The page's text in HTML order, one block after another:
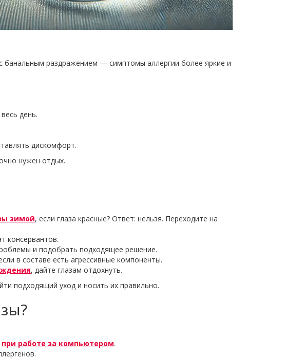
банальным раздражением — симптомы аллергии более яркие и
день.
дискомфорт.
нужен отдых.
зимой, если глаза красные? Ответ: нельзя. Переходите на
консервантов.
и подобрать подходящее решение.
в составе есть агрессивные компоненты.
, дайте глазам отдохнуть.
подходящий уход и носить их правильно.
при работе за компьютером.